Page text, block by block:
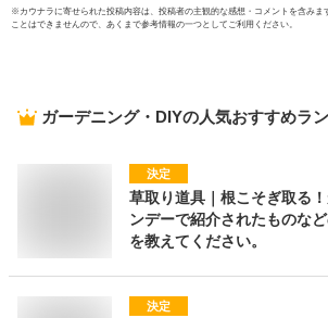
※ カウナラに寄せられた投稿内容は、投稿者の主観的な感想・コメントを含みま
ことはできませんので、あくまで参考情報の一つとしてご利用ください。
ガーデニング・DIYの人気おすすめラ
決定
草取り道具｜根こそぎ取る
ンデーで紹介されたものな
を教えてください。
決定